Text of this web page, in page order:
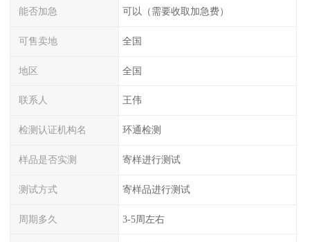
能否加急 可以（需要收取加急费）
可售卖地 全国
地区 全国
联系人 王伟
检测认证机构名 环通检测
样品是否实测 寄样进行测试
测试方式 寄样品进行测试
周期多久 3-5周左右